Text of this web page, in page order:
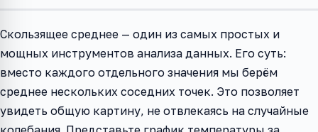
Скользящее среднее — один из самых простых и
мощных инструментов анализа данных. Его суть:
вместо каждого отдельного значения мы берём
среднее нескольких соседних точек. Это позволяет
увидеть общую картину, не отвлекаясь на случайные